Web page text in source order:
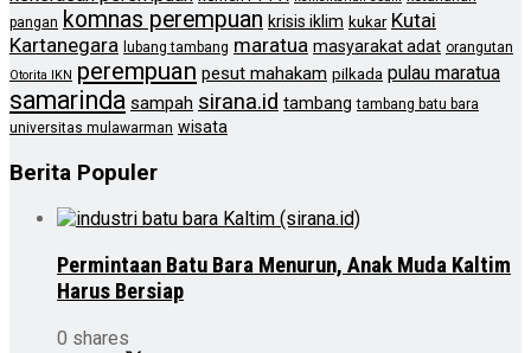
pangan komnas perempuan krisis iklim kukar Kutai
Kartanegara lubang tambang maratua masyarakat adat orangutan
Otorita IKN perempuan pesut mahakam pilkada pulau maratua
samarinda sampah sirana.id tambang tambang batu bara
universitas mulawarman wisata
Berita Populer
Permintaan Batu Bara Menurun, Anak Muda Kaltim
Harus Bersiap
0 shares